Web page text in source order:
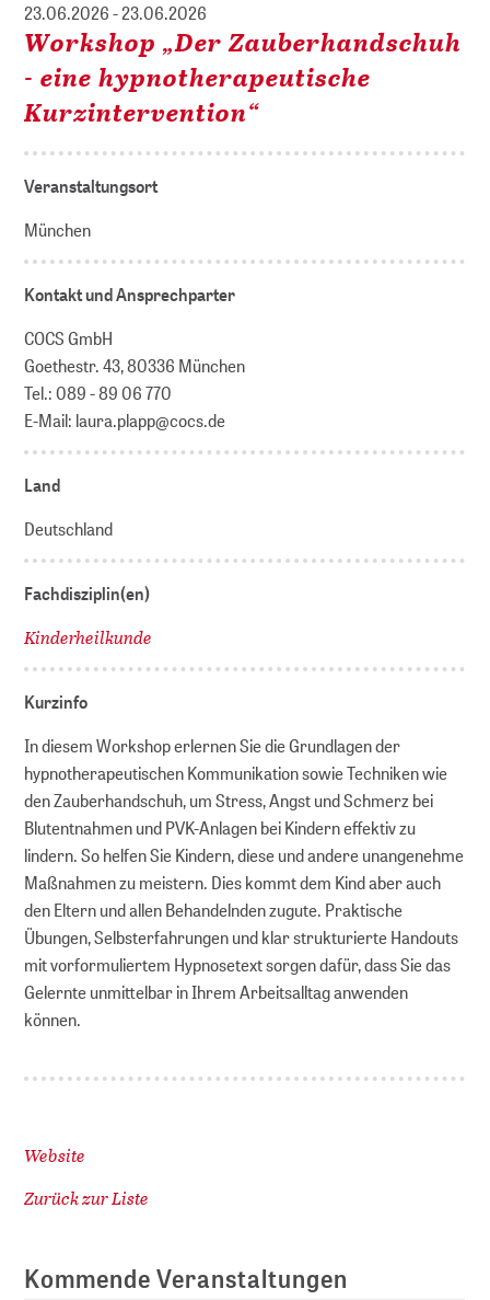
23.06.2026 - 23.06.2026
Workshop „Der Zauberhandschuh
- eine hypnotherapeutische
Kurzintervention“
Veranstaltungsort
München
Kontakt und Ansprechparter
COCS GmbH
Goethestr. 43, 80336 München
Tel.: 089 - 89 06 770
E-Mail: laura.plapp@cocs.de
Land
Deutschland
Fachdisziplin(en)
Kinderheilkunde
Kurzinfo
In diesem Workshop erlernen Sie die Grundlagen der
hypnotherapeutischen Kommunikation sowie Techniken wie
den Zauberhandschuh, um Stress, Angst und Schmerz bei
Blutentnahmen und PVK-Anlagen bei Kindern effektiv zu
lindern. So helfen Sie Kindern, diese und andere unangenehme
Maßnahmen zu meistern. Dies kommt dem Kind aber auch
den Eltern und allen Behandelnden zugute. Praktische
Übungen, Selbsterfahrungen und klar strukturierte Handouts
mit vorformuliertem Hypnosetext sorgen dafür, dass Sie das
Gelernte unmittelbar in Ihrem Arbeitsalltag anwenden
können.
Website
Zurück zur Liste
Kommende Veranstaltungen